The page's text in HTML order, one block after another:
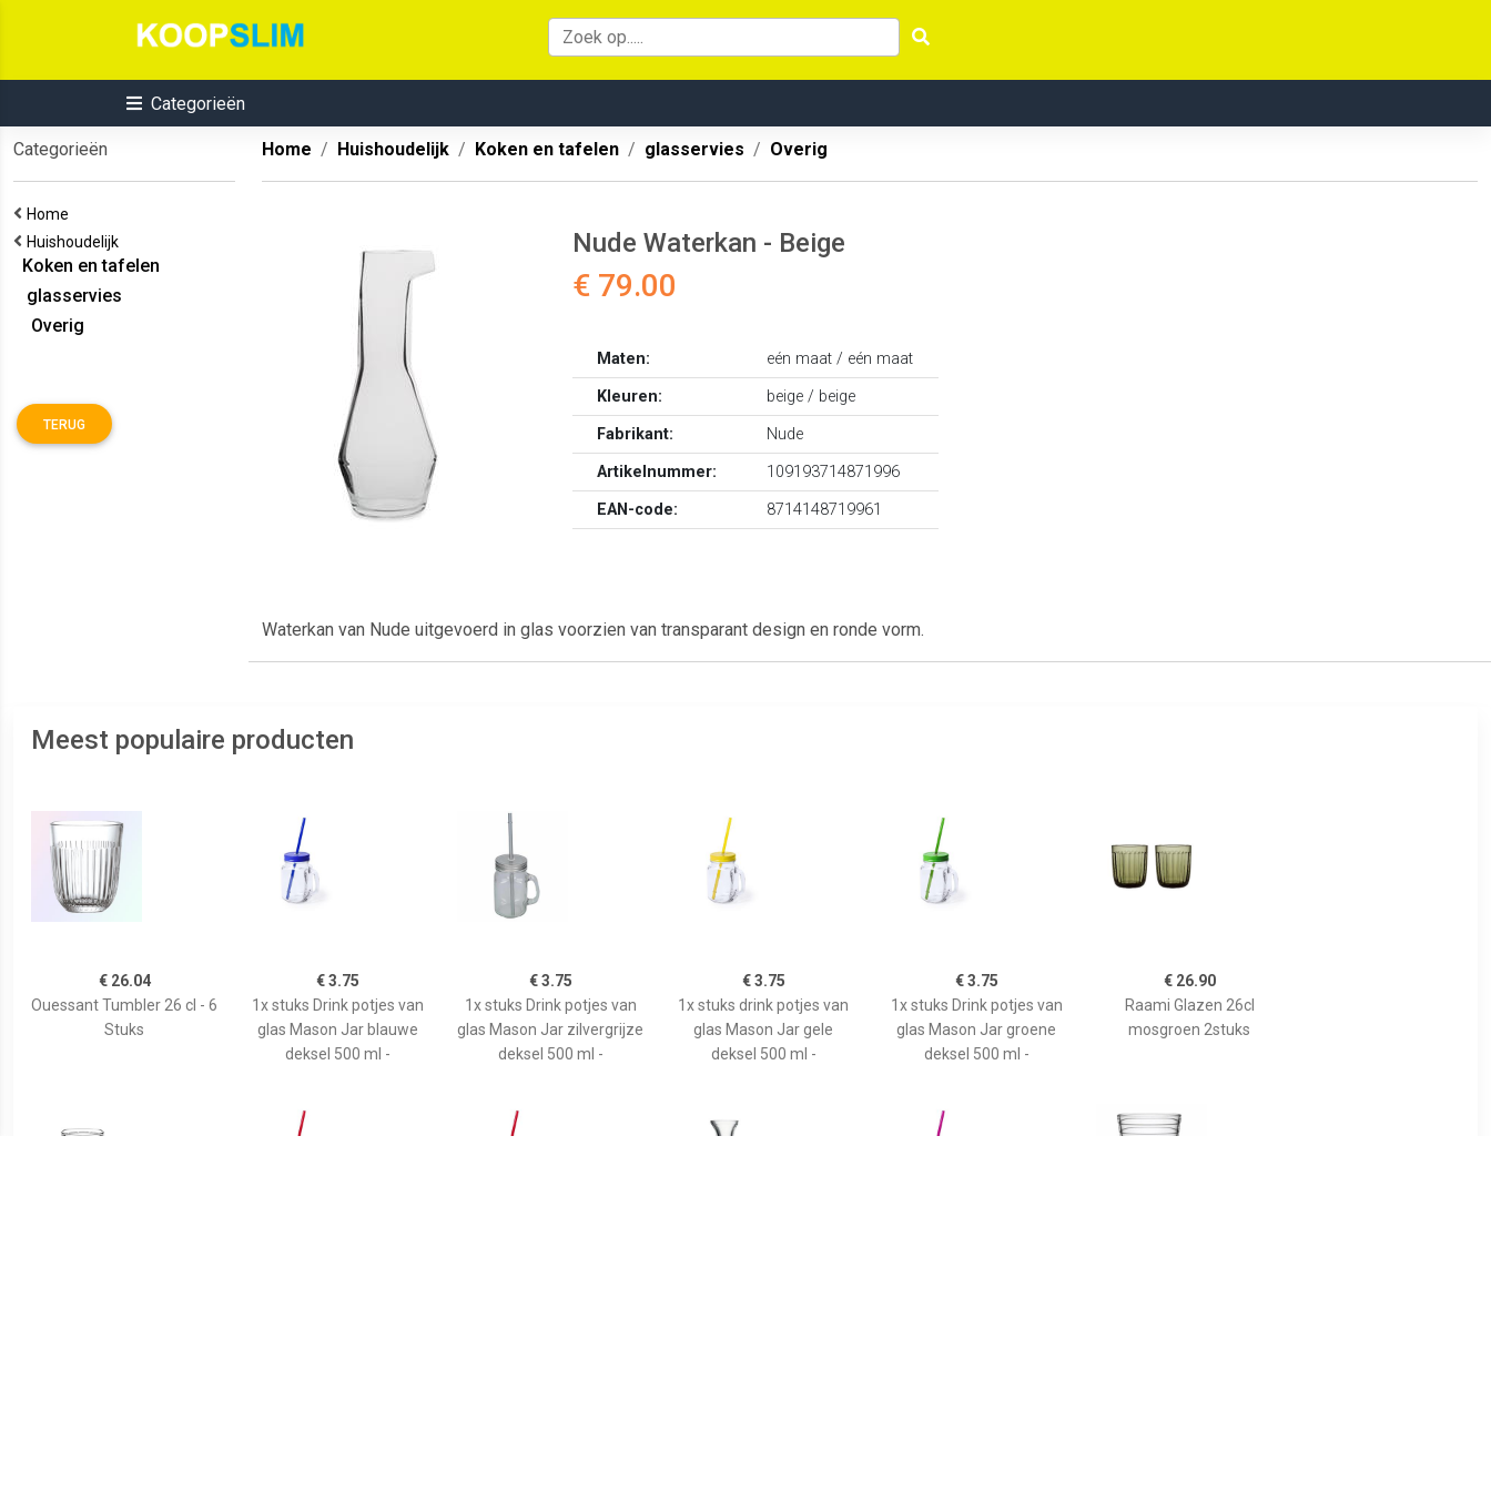
Categorieën
Categorieën
Home
Huishoudelijk
Koken en tafelen
glasservies
Overig
TERUG
Home Huishoudelijk Koken en tafelen glasservies Overig
Nude Waterkan - Beige
€ 79.00
Maten:
eén maat / eén maat
Kleuren:
beige / beige
Fabrikant:
Nude
Artikelnummer:
109193714871996
EAN-code:
8714148719961
Waterkan van Nude uitgevoerd in glas voorzien van transparant design en ronde vorm.
Meest populaire producten
€ 26.04
Ouessant Tumbler 26 cl - 6
Stuks
€ 3.75
1x stuks Drink potjes van
glas Mason Jar blauwe
deksel 500 ml -
€ 3.75
1x stuks Drink potjes van
glas Mason Jar zilvergrijze
deksel 500 ml -
€ 3.75
1x stuks drink potjes van
glas Mason Jar gele
deksel 500 ml -
€ 3.75
1x stuks Drink potjes van
glas Mason Jar groene
deksel 500 ml -
€ 26.90
Raami Glazen 26cl
mosgroen 2stuks